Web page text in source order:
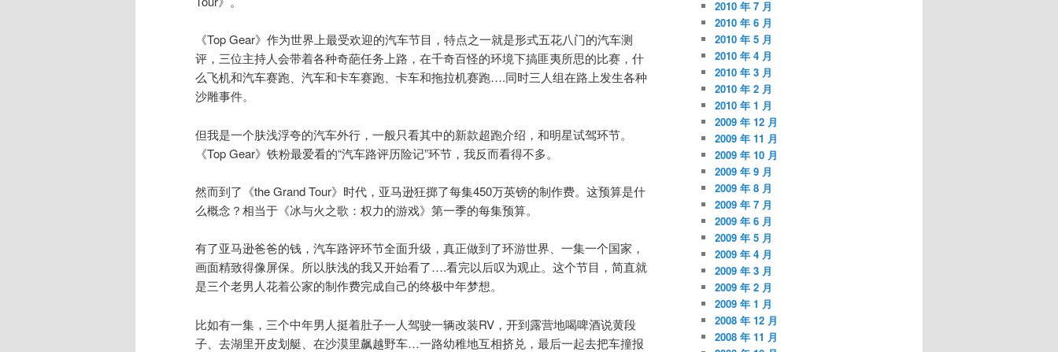
《Top Gear》作为世界上最受欢迎的汽车节目，特点之一就是形式五花八门的汽车测
评，三位主持人会带着各种奇葩任务上路，在千奇百怪的环境下搞匪夷所思的比赛，什
么飞机和汽车赛跑、汽车和卡车赛跑、卡车和拖拉机赛跑….同时三人组在路上发生各种
沙雕事件。
但我是一个肤浅浮夸的汽车外行，一般只看其中的新款超跑介绍，和明星试驾环节。
《Top Gear》铁粉最爱看的“汽车路评历险记”环节，我反而看得不多。
然而到了《the Grand Tour》时代，亚马逊狂掷了每集450万英镑的制作费。这预算是什
么概念？相当于《冰与火之歌：权力的游戏》第一季的每集预算。
有了亚马逊爸爸的钱，汽车路评环节全面升级，真正做到了环游世界、一集一个国家，
画面精致得像屏保。所以肤浅的我又开始看了….看完以后叹为观止。这个节目，简直就
是三个老男人花着公家的制作费完成自己的终极中年梦想。
比如有一集，三个中年男人挺着肚子一人驾驶一辆改装RV，开到露营地喝啤酒说黄段
子、去湖里开皮划艇、在沙漠里飙越野车…一路幼稚地互相挤兑，最后一起去把车撞报
2010 年 7 月
2010 年 6 月
2010 年 5 月
2010 年 4 月
2010 年 3 月
2010 年 2 月
2010 年 1 月
2009 年 12 月
2009 年 11 月
2009 年 10 月
2009 年 9 月
2009 年 8 月
2009 年 7 月
2009 年 6 月
2009 年 5 月
2009 年 4 月
2009 年 3 月
2009 年 2 月
2009 年 1 月
2008 年 12 月
2008 年 11 月